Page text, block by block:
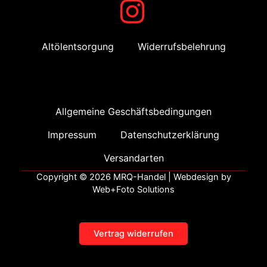
Altölentsorgung Widerrufsbelehrung
Allgemeine Geschäftsbedingungen
Impressum
Datenschutzerklärung
Versandarten
Copyright © 2026 MRQ-Handel | Webdesign by
Web+Foto Solutions
Vertrag widerrufen